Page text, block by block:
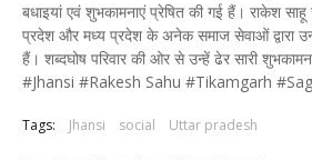
बधाइयां एवं शुभकामनाएं प्रेषित की गई हैं। राकेश
प्रदेश और मध्य प्रदेश के अनेक समाज सेवाओं द्वारा
हैं। शब्दघोष परिवार की ओर से उन्हें ढेर सारी
#Jhansi #Rakesh Sahu #Tikamgarh
Tags: Jhansi social Uttar pradesh